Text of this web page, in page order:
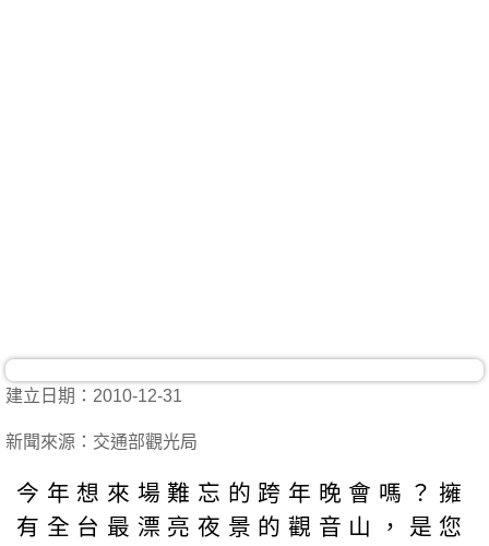
建立日期：2010-12-31
新聞來源：交通部觀光局
今年想來場難忘的跨年晚會嗎？擁
有全台最漂亮夜景的觀音山，是您